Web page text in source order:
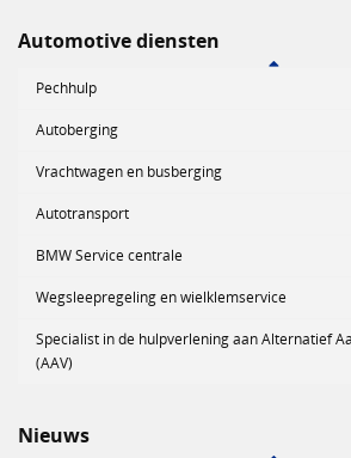
Automotive diensten
Pechhulp
Autoberging
Vrachtwagen en busberging
Autotransport
BMW Service centrale
Wegsleepregeling en wielklemservice
Specialist in de hulpverlening aan Alternatief
(AAV)
Nieuws